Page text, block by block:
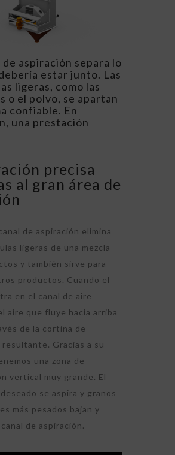
de aspiración separa lo
estar junto. Las
ligeras, como las
o el polvo, se apartan
confiable. En
una prestación
precisa
al gran área de
de aspiración elimina
ligeras de una mezcla
y también sirve para
productos. Cuando el
en el canal de aire
aire que fluye hacia arriba
de la cortina de
Gracias a su
una zona de
vertical muy grande. El
se aspira y granos
más pesados bajan y
de aspiración.